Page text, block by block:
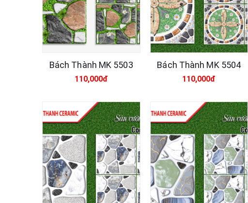
Bách Thành MK 5503
110,000đ
Bách Thành MK 5504
110,000đ